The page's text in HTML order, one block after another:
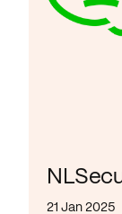
21 Jan 2025